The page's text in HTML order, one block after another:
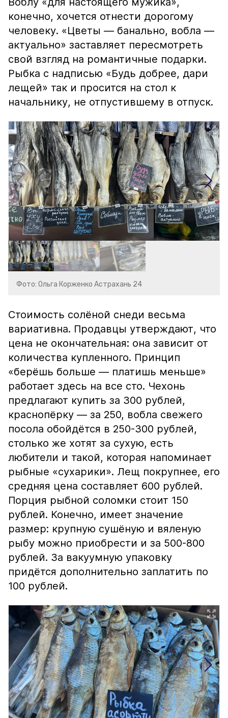
конечно, хочется отнести дорогому
человеку. «Цветы — банально, вобла —
актуально» заставляет пересмотреть
свой взгляд на романтичные подарки.
Рыбка с надписью «Будь добрее, дари
лещей» так и просится на стол к
начальнику, не отпустившему в отпуск.
Фото: Ольга Корженко Астрахань 24
Стоимость солёной снеди весьма
вариативна. Продавцы утверждают, что
цена не окончательная: она зависит от
количества купленного. Принцип
«берёшь больше — платишь меньше»
работает здесь на все сто. Чехонь
предлагают купить за 300 рублей,
краснопёрку — за 250, вобла свежего
посола обойдётся в 250-300 рублей,
столько же хотят за сухую, есть
любители и такой, которая напоминает
рыбные «сухарики». Лещ покрупнее, его
средняя цена составляет 600 рублей.
Порция рыбной соломки стоит 150
рублей. Конечно, имеет значение
размер: крупную сушёную и вяленую
рыбу можно приобрести и за 500-800
рублей. За вакуумную упаковку
придётся дополнительно заплатить по
100 рублей.